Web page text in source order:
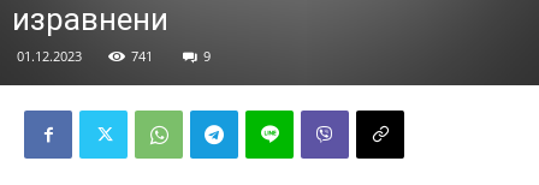
изравнени
01.12.2023 741 9